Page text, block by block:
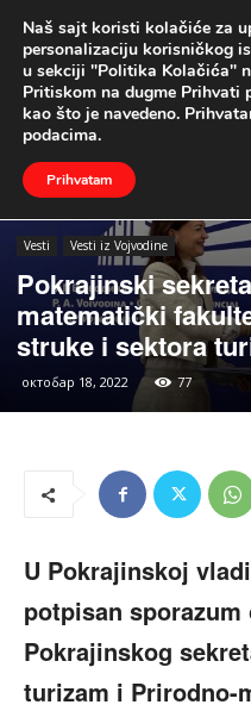
Naslovna Vesti Vesti iz
Vesti Vesti iz Vojvodine
Pokrajinski
matematički
struke i sektora
октобар 18, 2022 77
U Pokrajinskoj
potpisan
Pokrajinskog
turizam i Prirodno-
Naš sajt koristi kolačiće za
personalizaciju korisničkog
u sekciji "Politika Kolačića"
Pritiskom na dugme Prihvati
kao što je navedeno.
podacima.
Prihvatam